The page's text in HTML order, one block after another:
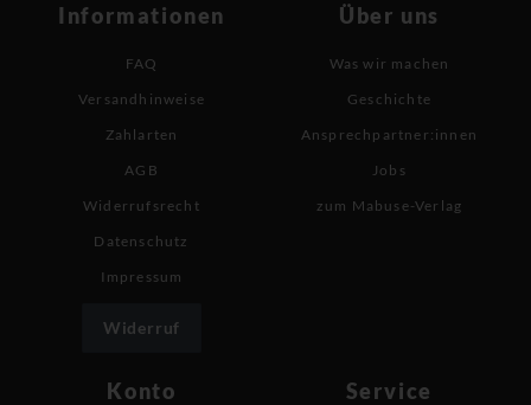
Informationen
FAQ
Versandhinweise
Zahlarten
AGB
Widerrufsrecht
Datenschutz
Impressum
Widerruf
Über uns
Was wir machen
Geschichte
Ansprechpartner:innen
Jobs
zum Mabuse-Verlag
Konto Service